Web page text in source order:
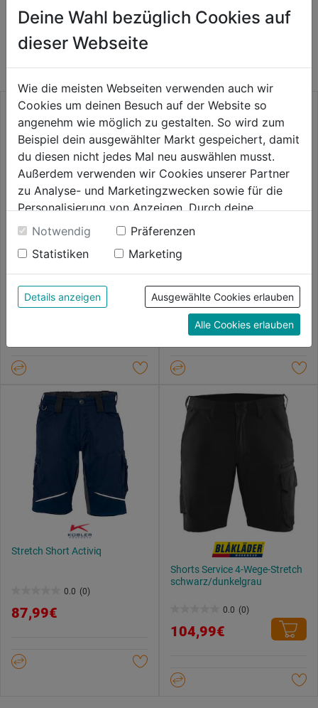
WEITERE PRODUKTE AUS DIESER
KATEGORIE
Short Service Stretch
0.0 (0)
0.0
Short Icon 100808
0.0 (0)
0.0
77,99€
Stretch Short Activiq
0.0 (0)
von
87,99€
Shorts Service 4-Wege-Stretch
schwarz/dunkelgrau
0.0 (0)
von
104,99€
Deine Wahl bezüglich Cookies auf
dieser Webseite
Wie die meisten Webseiten verwenden auch wir
Cookies um deinen Besuch auf der Website so
angenehm wie möglich zu gestalten. So wird zum
Beispiel dein ausgewählter Markt gespeichert, damit
du diesen nicht jedes Mal neu auswählen musst.
Außerdem verwenden wir Cookies unserer Partner
zu Analyse- und Marketingzwecken sowie für die
Personalisierung von Anzeigen. Durch deine
Einwilligung werden die Daten von Drittanbieter,
unter anderem auch in den USA, verarbeitet.
Durch Klick auf "Alle Cookies erlauben" stimmst du
der Verwendung aller Cookies zu. Unter "Details
anzeigen" findest du alle Infos zu den
unterschiedlichen Cookies, unter "Cookies
Konfigurieren" kannst du auswählen, welche Cookies
du zulassen möchtest und welche nicht.
Weitere Informationen findest du in unserer
Datenschutzerklärung
.
Notwendig
Präferenzen
Statistiken
Marketing
Details anzeigen Ausgewählte Cookies erlauben
Alle Cookies erlauben